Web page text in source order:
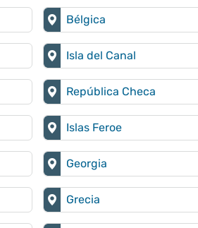
Bélgica
Isla del Canal
República Checa
Islas Feroe
Georgia
Grecia